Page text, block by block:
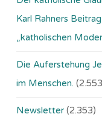
Karl Rahners
„katholischen
Die Auferstehung
im Menschen.
Newsletter (2.353)